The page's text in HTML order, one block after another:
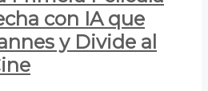
con IA que
y Divide al